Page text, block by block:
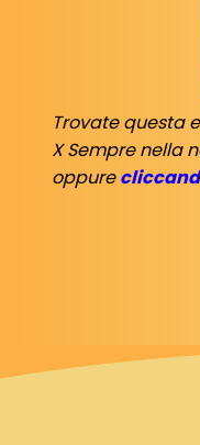
Trovate questa
X Sempre nella
oppure